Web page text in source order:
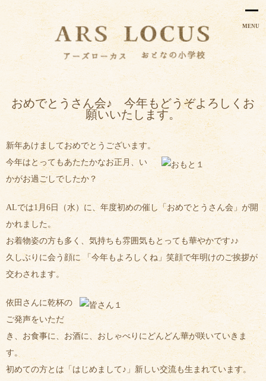
MENU
おめでとうさん会♪ 今年もどうぞよろしくお
願いいたします。
新年あけましておめでとうございます。
今年はとってもあたたかなお正月、い
かがお過ごしでしたか？
ALでは1月6日（水）に、年度初めの催し「おめでとうさん会」が開
かれました。
お着物姿の方も多く、気持ちも雰囲気もとっても華やかです♪♪
久しぶりに会う顔に 「今年もよろしくね」笑顔で年明けのご挨拶が
交わされます。
依田さんに乾杯の
ご発声をいただ
き、お食事に、お酒に、おしゃべりにどんどん華が咲いていきま
す。
初めての方とは「はじめまして♪」新しい交流も生まれています。